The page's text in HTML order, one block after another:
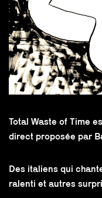
Total Waste of Time
direct proposée par
Des italiens qui
ralenti et autres